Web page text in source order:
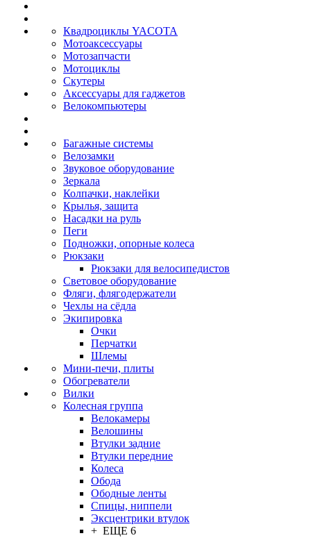
Квадроциклы YACOTA
Мотоаксессуары
Мотозапчасти
Мотоциклы
Скутеры
Аксессуары для гаджетов
Велокомпьютеры
Багажные системы
Велозамки
Звуковое оборудование
Зеркала
Колпачки, наклейки
Крылья, защита
Насадки на руль
Пеги
Подножки, опорные колеса
Рюкзаки
Рюкзаки для велосипедистов
Световое оборудование
Фляги, флягодержатели
Чехлы на сёдла
Экипировка
Очки
Перчатки
Шлемы
Мини-печи, плиты
Обогреватели
Вилки
Колесная группа
Велокамеры
Велошины
Втулки задние
Втулки передние
Колеса
Обода
Ободные ленты
Спицы, ниппели
Эксцентрики втулок
+ ЕЩЕ 6